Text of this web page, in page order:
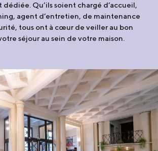
Qu’ils soient chargé d’accueil,
agent d’entretien, de maintenance
tous ont à cœur de veiller au bon
séjour au sein de votre maison.